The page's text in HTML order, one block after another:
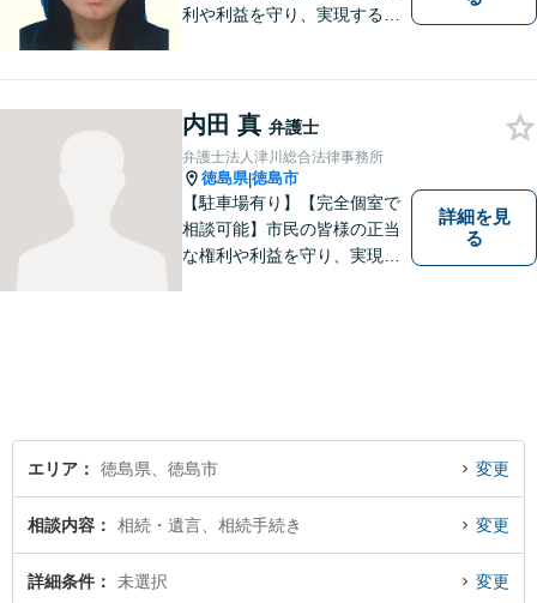
利や利益を守り、実現するた
ります。個人・法人問わずあ
らゆる問題に対応可能！
内田 真 弁護士
弁護士法人津川総合法律事務所
徳島県|徳島市
【駐車場有り】【完全個室で
相談可能】市民の皆様の正当
な権利や利益を守り、実現す
詳細を見
る
エリア 徳島県、徳島市 変更
相談内容 相続・遺言、相続手続き 変更
詳細条件 未選択 変更